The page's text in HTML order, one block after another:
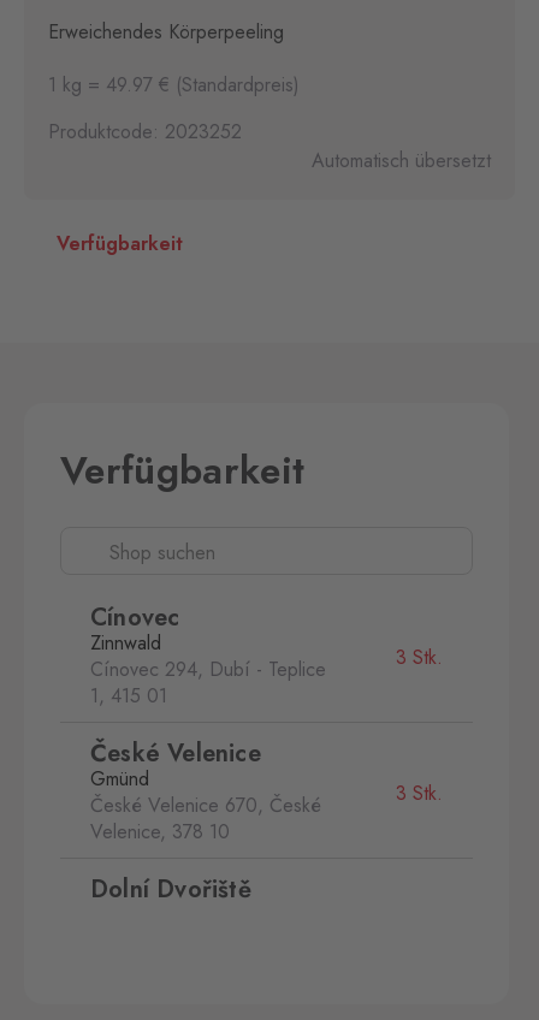
Erweichendes Körperpeeling
1 kg = 49.97 € (Standardpreis)
Produktcode: 2023252
Automatisch übersetzt
Verfügbarkeit
Verfügbarkeit
Cínovec
Zinnwald
Cínovec 294, Dubí - Teplice
1, 415 01
3 Stk.
České Velenice
Gmünd
České Velenice 670, České
Velenice, 378 10
3 Stk.
Dolní Dvořiště